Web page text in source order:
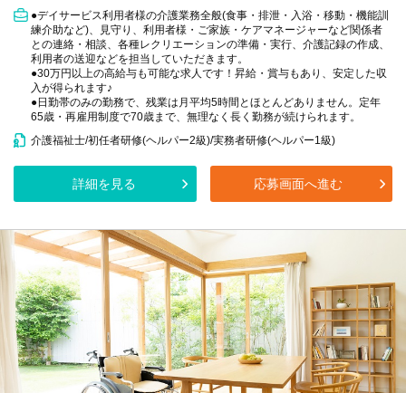
●デイサービス利用者様の介護業務全般(食事・排泄・入浴・移動・機能訓
練介助など)、見守り、利用者様・ご家族・ケアマネージャーなど関係者
との連絡・相談、各種レクリエーションの準備・実行、介護記録の作成、
利用者の送迎などを担当していただきます。
●30万円以上の高給与も可能な求人です！昇給・賞与もあり、安定した収
入が得られます♪
●日勤帯のみの勤務で、残業は月平均5時間とほとんどありません。定年
65歳・再雇用制度で70歳まで、無理なく長く勤務が続けられます。
介護福祉士/初任者研修(ヘルパー2級)/実務者研修(ヘルパー1級)
詳細を見る 応募画面へ進む